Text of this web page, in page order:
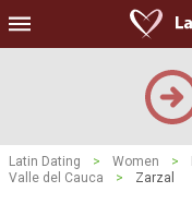
Latin Dating > Women >
Valle del Cauca
> Zarzal